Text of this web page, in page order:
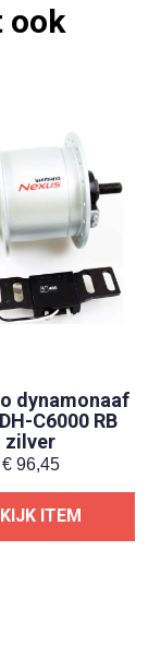
ook
dynamonaaf
C6000 RB
zilver
€96,45
ITEM